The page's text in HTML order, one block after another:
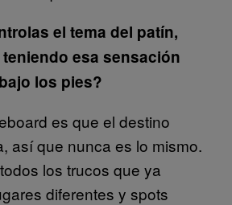
el tema del patín,
esa sensación
los pies?
es que el destino
así que nunca es lo mismo.
los trucos que ya
diferentes y spots